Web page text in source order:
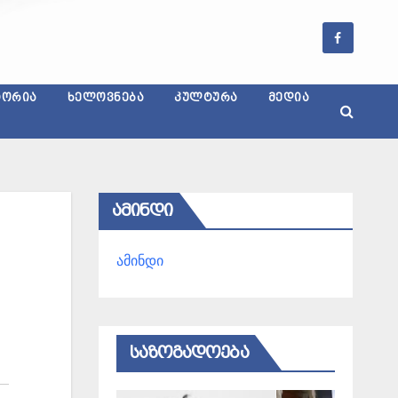
ᲮᲔᲚᲝᲕᲜᲔᲑᲐ ᲙᲣᲚᲢᲣᲠᲐ ᲛᲔᲓᲘᲐ
ᲐᲛᲘᲜᲓᲘ
ამინდი
ᲡᲐᲖᲝᲒᲐᲓᲝᲔᲑᲐ